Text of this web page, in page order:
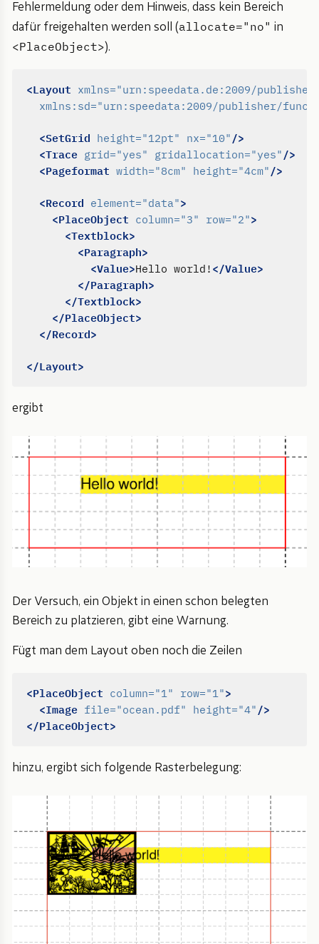
Fehlermeldung oder dem Hinweis, dass kein Bereich
dafür freigehalten werden soll (allocate="no" in
<PlaceObject>).
<Layout xmlns="urn:speedata.de:2009/
xmlns:sd="urn:speedata:2009/publisher/
<SetGrid height="12pt" nx="10"/>
<Trace grid="yes" gridallocation="yes"/>
<Pageformat width="8cm" height="4cm"/>
<Record element="data">
<PlaceObject column="3" row="2">
<Textblock>
<Paragraph>
<Value>Hello world! </Value>
</Paragraph>
</Textblock>
</PlaceObject>
</Record>
</Layout>
ergibt
Der Versuch, ein Objekt in einen schon belegten
Bereich zu platzieren, gibt eine Warnung.
Fügt man dem Layout oben noch die Zeilen
<PlaceObject column="1" row="1">
<Image file="ocean.pdf" height="4"/>
</PlaceObject>
hinzu, ergibt sich folgende Rasterbelegung: